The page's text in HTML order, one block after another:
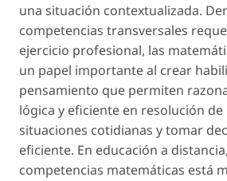
una situación contextualizada.
competencias transversales
ejercicio profesional, las
un papel importante al crear
pensamiento que permiten
lógica y eficiente en resolución
situaciones cotidianas y tomar
eficiente. En educación a
competencias matemáticas está